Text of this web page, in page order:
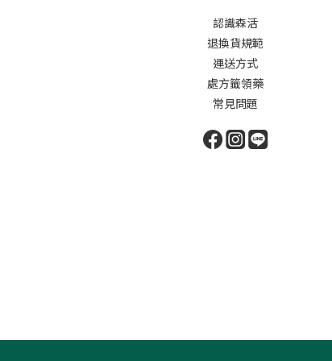
認識森活
退換貨規範
運送方式
處方籤領藥
常見問題